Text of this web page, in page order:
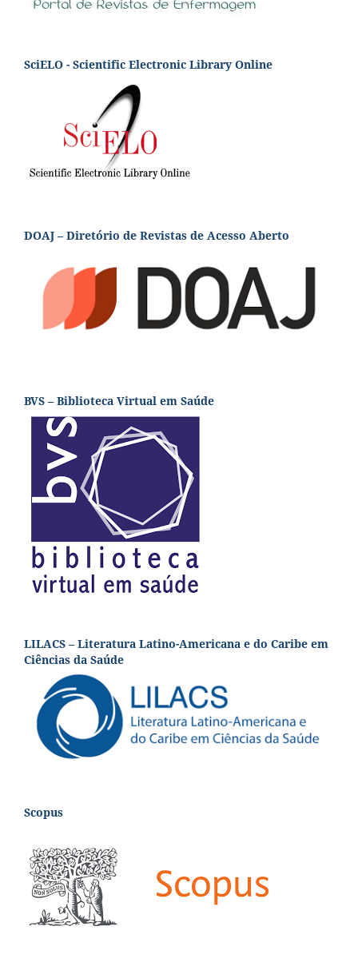
SciELO - Scientific Electronic Library Online
DOAJ – Diretório de Revistas de Acesso Aberto
BVS – Biblioteca Virtual em Saúde
LILACS – Literatura Latino-Americana e do Caribe em
Ciências da Saúde
Scopus